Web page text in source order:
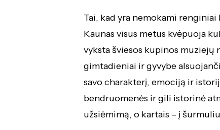
Tai, kad yra nemokami renginiai
Kaunas visus metus kvėpuoja
vyksta šviesos kupinos muziejų
gimtadieniai ir gyvybe
savo charakterį, emociją ir
bendruomenės ir gili istorinė
užsiėmimą, o kartais – į